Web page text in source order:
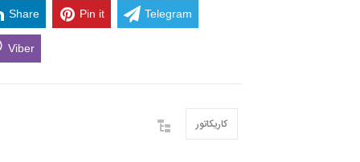
Share Pin it Telegram
Viber
کاریکاتور